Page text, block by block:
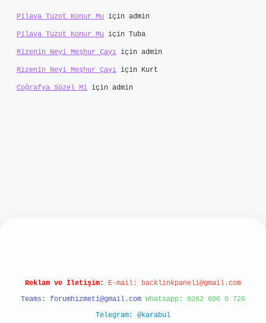
Pilava Tuzot Konur Mu için admin
Pilava Tuzot Konur Mu için Tuba
Rizenin Neyi Meşhur Çayı için admin
Rizenin Neyi Meşhur Çayı için Kurt
Coğrafya Sözel Mi için admin
Reklam ve İletişim: E-mail: backlinkpaneli@gmail.com
Teams: forumhizmeti@gmail.com Whatsapp: 0262 606 0 726
Telegram: @karabul